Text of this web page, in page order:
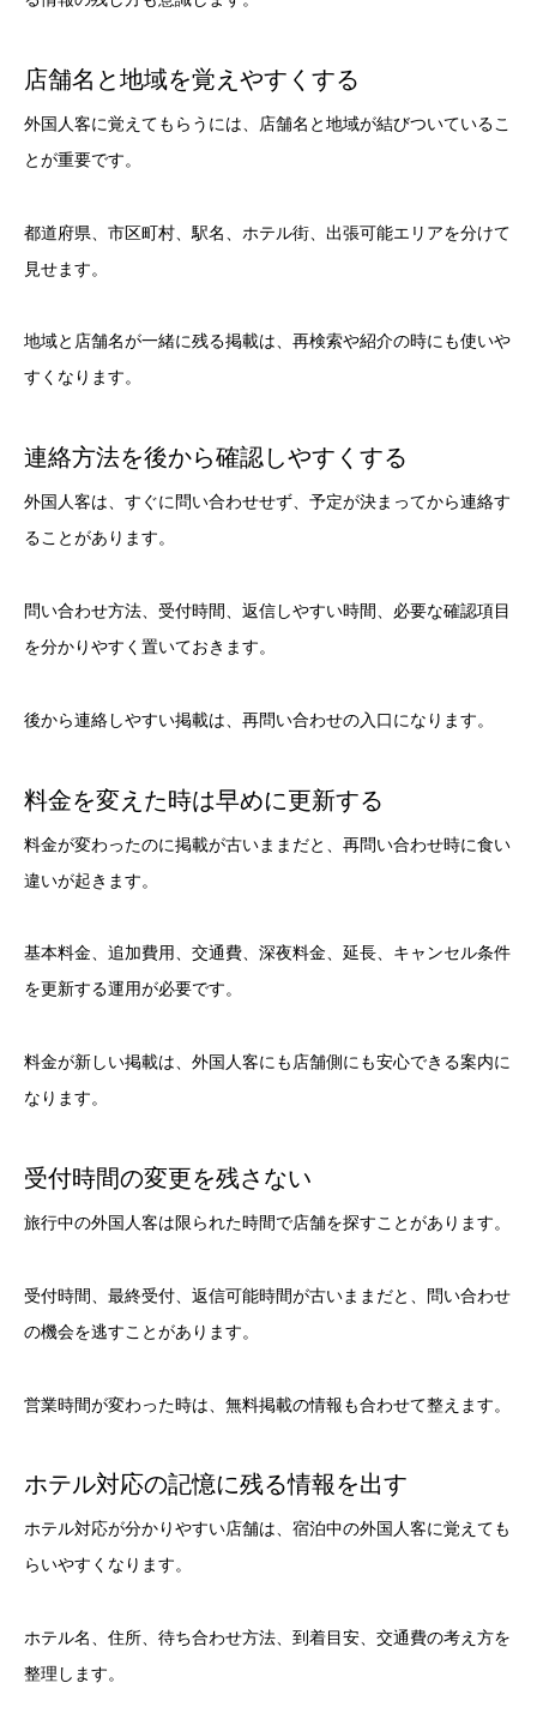
店舗名と地域を覚えやすくする
外国人客に覚えてもらうには、店舗名と地域が結びついているこ
とが重要です。
都道府県、市区町村、駅名、ホテル街、出張可能エリアを分けて
見せます。
地域と店舗名が一緒に残る掲載は、再検索や紹介の時にも使いや
すくなります。
連絡方法を後から確認しやすくする
外国人客は、すぐに問い合わせせず、予定が決まってから連絡す
ることがあります。
問い合わせ方法、受付時間、返信しやすい時間、必要な確認項目
を分かりやすく置いておきます。
後から連絡しやすい掲載は、再問い合わせの入口になります。
料金を変えた時は早めに更新する
料金が変わったのに掲載が古いままだと、再問い合わせ時に食い
違いが起きます。
基本料金、追加費用、交通費、深夜料金、延長、キャンセル条件
を更新する運用が必要です。
料金が新しい掲載は、外国人客にも店舗側にも安心できる案内に
なります。
受付時間の変更を残さない
旅行中の外国人客は限られた時間で店舗を探すことがあります。
受付時間、最終受付、返信可能時間が古いままだと、問い合わせ
の機会を逃すことがあります。
営業時間が変わった時は、無料掲載の情報も合わせて整えます。
ホテル対応の記憶に残る情報を出す
ホテル対応が分かりやすい店舗は、宿泊中の外国人客に覚えても
らいやすくなります。
ホテル名、住所、待ち合わせ方法、到着目安、交通費の考え方を
整理します。